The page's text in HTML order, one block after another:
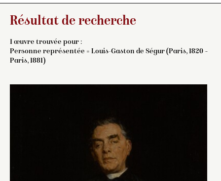
Résultat de recherche
1 œuvre trouvée pour :
Personne représentée = Louis-Gaston de Ségur (Paris, 1820 –
Paris, 1881)